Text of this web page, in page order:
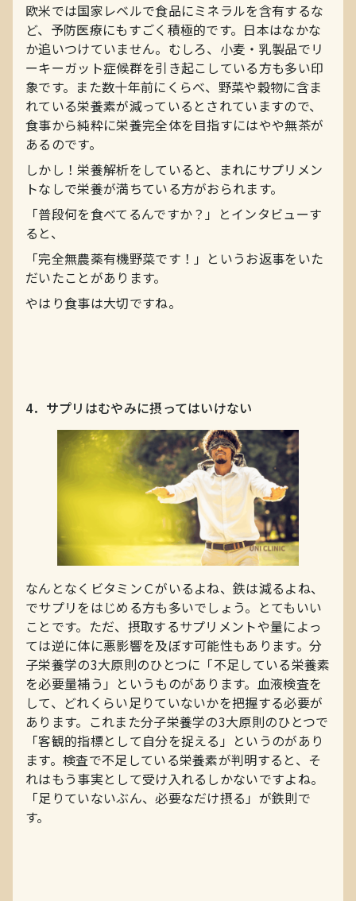
欧米では国家レベルで食品にミネラルを含有するな
ど、予防医療にもすごく積極的です。日本はなかな
か追いつけていません。むしろ、小麦・乳製品でリ
ーキーガット症候群を引き起こしている方も多い印
象です。また数十年前にくらべ、野菜や穀物に含ま
れている栄養素が減っているとされていますので、
食事から純粋に栄養完全体を目指すにはやや無茶が
あるのです。
しかし！栄養解析をしていると、まれにサプリメン
トなしで栄養が満ちている方がおられます。
「普段何を食べてるんですか？」とインタビューす
ると、
「完全無農薬有機野菜です！」というお返事をいた
だいたことがあります。
やはり食事は大切ですね。
4．サプリはむやみに摂ってはいけない
なんとなくビタミンＣがいるよね、鉄は減るよね、
でサプリをはじめる方も多いでしょう。とてもいい
ことです。ただ、摂取するサプリメントや量によっ
ては逆に体に悪影響を及ぼす可能性もあります。分
子栄養学の3大原則のひとつに「不足している栄養素
を必要量補う」というものがあります。血液検査を
して、どれくらい足りていないかを把握する必要が
あります。これまた分子栄養学の3大原則のひとつで
「客観的指標として自分を捉える」というのがあり
ます。検査で不足している栄養素が判明すると、そ
れはもう事実として受け入れるしかないですよね。
「足りていないぶん、必要なだけ摂る」が鉄則で
す。